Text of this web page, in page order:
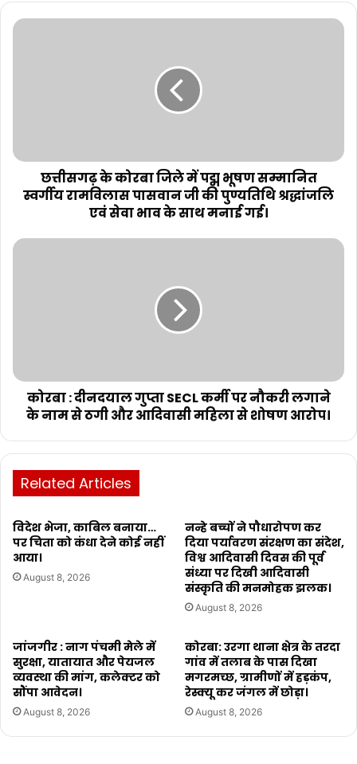
छत्तीसगढ़ के कोरबा जिले में पद्म भूषण सम्मानित
स्वर्गीय रामविलास पासवान जी की पुण्यतिथि श्रद्धांजलि
एवं सेवा भाव के साथ मनाई गई।
कोरबा : दीनदयाल गुप्ता SECL कर्मी पर नौकरी लगाने
के नाम से ठगी और आदिवासी महिला से शोषण आरोप।
Related Articles
विदेश भेजा, काबिल बनाया…
पर चिता को कंधा देने कोई नहीं
आया।
August 8, 2026
नन्हे बच्चों ने पौधारोपण कर
दिया पर्यावरण संरक्षण का संदेश,
विश्व आदिवासी दिवस की पूर्व
संध्या पर दिखी आदिवासी
संस्कृति की मनमोहक झलक।
August 8, 2026
जांजगीर : नाग पंचमी मेले में
सुरक्षा, यातायात और पेयजल
व्यवस्था की मांग, कलेक्टर को
सौंपा आवेदन।
August 8, 2026
कोरबा: उरगा थाना क्षेत्र के तरदा
गांव में तलाब के पास दिखा
मगरमच्छ, ग्रामीणों में हड़कंप,
रेस्क्यू कर जंगल में छोड़ा।
August 8, 2026